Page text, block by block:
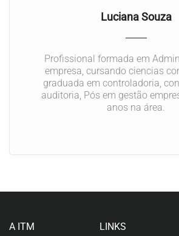
Luciana Souza
Profissional formada em
empresa, cursando ciencias
graduada em controladoria,
auditoria, Pós em gestão
anos na área.
A ITM LINKS